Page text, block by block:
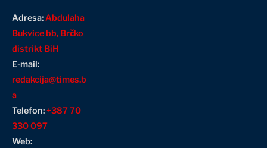
Adresa:Abdulaha
Bukvice bb, Brčko
distrikt BiH
E-mail:
redakcija@times.b
a
Telefon:+387 70
330 097
Web: